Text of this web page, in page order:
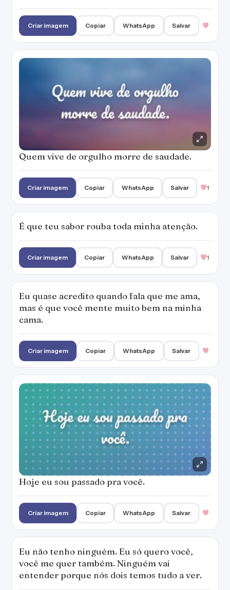
Criar imagem Copiar WhatsApp Salvar
Quem vive de orgulho morre de saudade.
Criar imagem Copiar WhatsApp Salvar 1
É que teu sabor rouba toda minha atenção.
Criar imagem Copiar WhatsApp Salvar 1
Eu quase acredito quando fala que me ama,
mas é que você mente muito bem na minha
cama.
Criar imagem Copiar WhatsApp Salvar
Hoje eu sou passado pra você.
Criar imagem Copiar WhatsApp Salvar
Eu não tenho ninguém. Eu só quero você,
você me quer também. Ninguém vai
entender porque nós dois temos tudo a ver.